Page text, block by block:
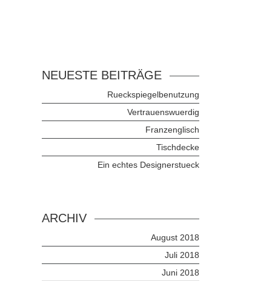
NEUESTE BEITRÄGE
Rueckspiegelbenutzung
Vertrauenswuerdig
Franzenglisch
Tischdecke
Ein echtes Designerstueck
ARCHIV
August 2018
Juli 2018
Juni 2018